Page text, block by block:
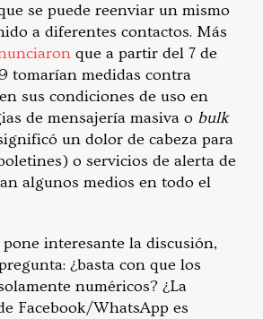
se puede reenviar un mismo
a diferentes contactos. Más
que a partir del 7 de
tomarían medidas contra
sus condiciones de uso en
de mensajería masiva o bulk
un dolor de cabeza para
o servicios de alerta de
algunos medios en todo el
pone interesante la discusión,
¿basta con que los
numéricos? ¿La
Facebook/WhatsApp es